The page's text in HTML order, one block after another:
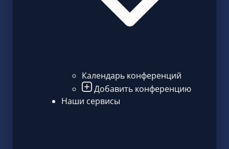
Календарь конференций
Добавить конференцию
Наши сервисы